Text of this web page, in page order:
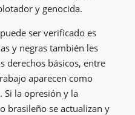
y genocida.
ser verificado es
y negras también les
derechos básicos, entre
aparecen como
Si la opresión y la
brasileño se actualizan y